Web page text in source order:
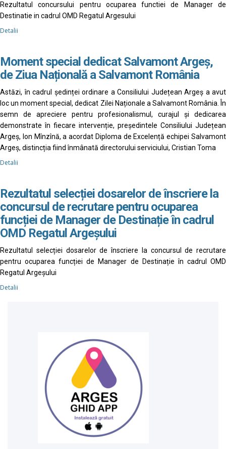
Rezultatul concursului pentru ocuparea functiei de Manager de
Destinatie in cadrul OMD Regatul Argesului
Detalii
Moment special dedicat Salvamont Argeș,
de Ziua Națională a Salvamont România
Astăzi, în cadrul ședinței ordinare a Consiliului Județean Argeș a avut
loc un moment special, dedicat Zilei Naționale a Salvamont România. În
semn de apreciere pentru profesionalismul, curajul și dedicarea
demonstrate în fiecare intervenție, președintele Consiliului Județean
Argeș, Ion Mînzînă, a acordat Diploma de Excelență echipei Salvamont
Argeș, distincția fiind înmânată directorului serviciului, Cristian Toma
Detalii
Rezultatul selecției dosarelor de înscriere la
concursul de recrutare pentru ocuparea
funcției de Manager de Destinație în cadrul
OMD Regatul Argeșului
Rezultatul selecției dosarelor de înscriere la concursul de recrutare
pentru ocuparea funcției de Manager de Destinație în cadrul OMD
Regatul Argeșului
Detalii